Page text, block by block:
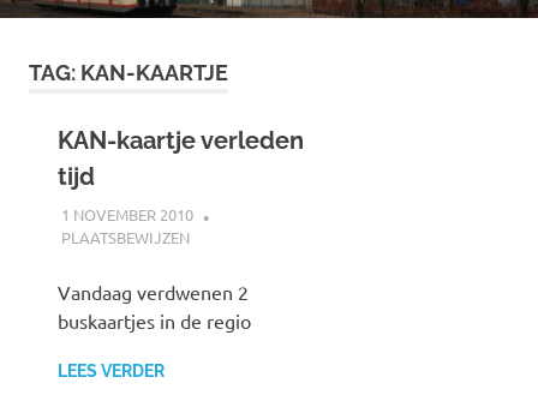
TAG: KAN-KAARTJE
KAN-kaartje verleden
tijd
1 NOVEMBER 2010
PLAATSBEWIJZEN
Vandaag verdwenen 2
buskaartjes in de regio
LEES VERDER